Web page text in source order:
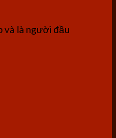
và là người đầu